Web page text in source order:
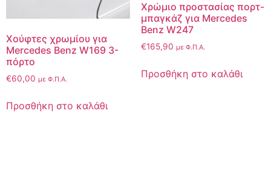
Χούφτες χρωμίου για
Mercedes Benz W169 3-
πόρτο
€60,00 με Φ.Π.Α.
Προσθήκη στο καλάθι
Χρώμιο προστασίας πορτ-
μπαγκάζ για Mercedes
Benz W247
€165,90 με Φ.Π.Α.
Προσθήκη στο καλάθι